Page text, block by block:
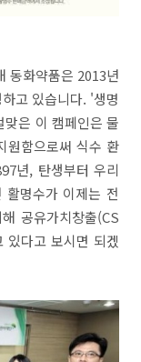
동화약품은 2013년
고 있습니다. '생명
은 이 캠페인은 물
원함으로써 식수 환
년, 탄생부터 우리
명수가 이제는 전
공유가치창출(CS
있다고 보시면 되겠